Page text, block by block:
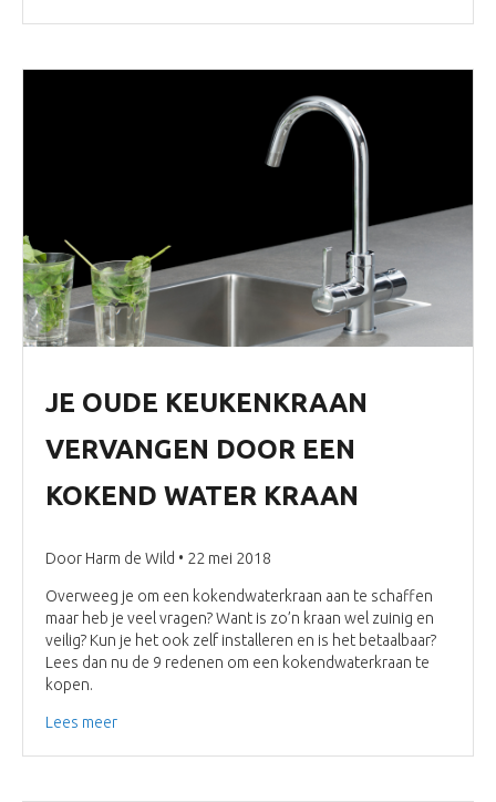
JE OUDE KEUKENKRAAN
VERVANGEN DOOR EEN
KOKEND WATER KRAAN
Door Harm de Wild • 22 mei 2018
Overweeg je om een kokendwaterkraan aan te schaffen
maar heb je veel vragen? Want is zo’n kraan wel zuinig en
veilig? Kun je het ook zelf installeren en is het betaalbaar?
Lees dan nu de 9 redenen om een kokendwaterkraan te
kopen.
Lees meer